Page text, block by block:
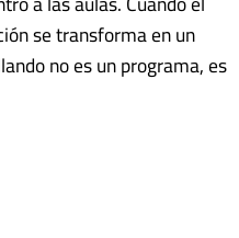
se transforma en un
no es un programa, es